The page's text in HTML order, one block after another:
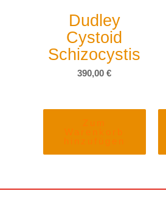
Dudley
Cystoid
Schizocystis
390,00€